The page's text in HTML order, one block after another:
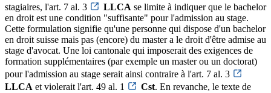
stagiaires, l'art. 7 al. 3
LLCA se limite à indiquer que le bachelor
en droit est une condition "suffisante" pour l'admission au stage.
Cette formulation signifie qu'une personne qui dispose d'un bachelor
en droit suisse mais pas (encore) du master a le droit d'être admise au
stage d'avocat. Une loi cantonale qui imposerait des exigences de
formation supplémentaires (par exemple un master ou un doctorat)
pour l'admission au stage serait ainsi contraire à l'art. 7 al. 3
LLCA et violerait l'art. 49 al. 1 Cst. En revanche, le texte de